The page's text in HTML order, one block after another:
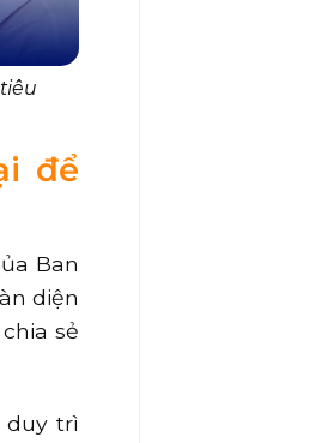
để
Ban
diện
sẻ
duy trì